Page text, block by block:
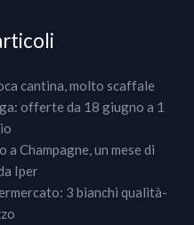
cantina, molto scaffale
offerte da 18 giugno a 1
Champagne, un mese di
Iper
3 bianchi qualità-